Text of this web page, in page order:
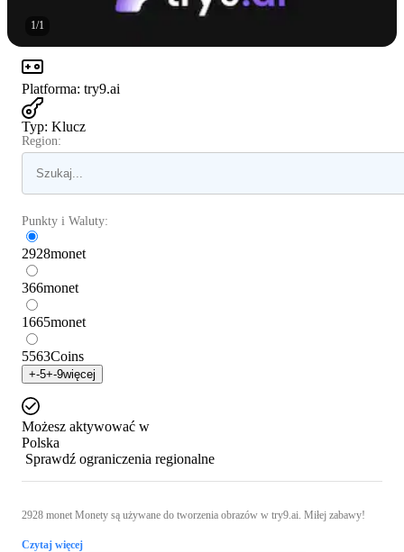
1/1
Platforma: try9.ai
Typ: Klucz
Region:
Punkty i Waluty:
2928monet
366monet
1665monet
5563Coins
+-5+-9więcej
Możesz aktywować w
Polska
Sprawdź ograniczenia regionalne
2928 monet Monety są używane do tworzenia obrazów w try9.ai. Miłej zabawy!
Czytaj więcej